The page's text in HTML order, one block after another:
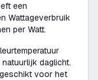
een
Wattageverbruik
per Watt.
daglicht.
voor het